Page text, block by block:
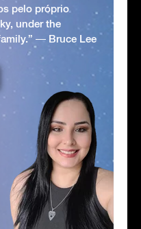
pelo próprio
under the
― Bruce Lee